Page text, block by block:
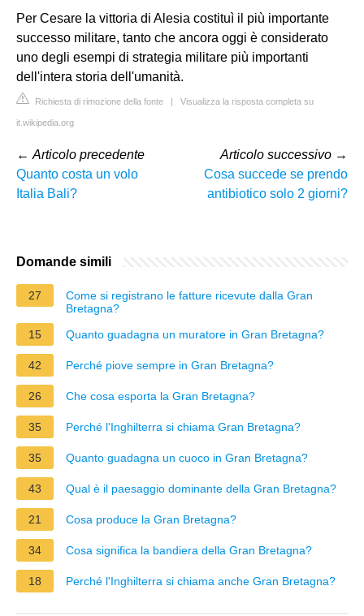
Per Cesare la vittoria di Alesia costituì il più importante
successo militare, tanto che ancora oggi è considerato
uno degli esempi di strategia militare più importanti
dell'intera storia dell'umanità.
Richiesta di rimozione della fonte | Visualizza la risposta completa su
it.wikipedia.org
← Articolo precedente
Quanto costa un volo
Italia Bali?
Articolo successivo →
Cosa succede se prendo
antibiotico solo 2 giorni?
Domande simili
27
Come si registrano le fatture ricevute dalla Gran
Bretagna?
15
Quanto guadagna un muratore in Gran Bretagna?
42 Perché piove sempre in Gran Bretagna?
26 Che cosa esporta la Gran Bretagna?
35 Perché l'Inghilterra si chiama Gran Bretagna?
35 Quanto guadagna un cuoco in Gran Bretagna?
43 Qual è il paesaggio dominante della Gran Bretagna?
21 Cosa produce la Gran Bretagna?
34 Cosa significa la bandiera della Gran Bretagna?
18 Perché l'Inghilterra si chiama anche Gran Bretagna?